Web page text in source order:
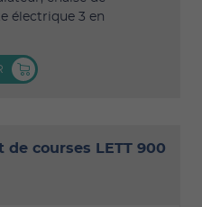
électrique 3 en
courses LETT 900